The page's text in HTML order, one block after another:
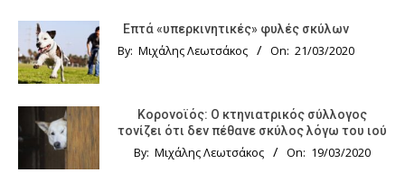
Επτά «υπερκινητικές» φυλές σκύλων
By: Μιχάλης Λεωτσάκος On: 21/03/2020
Κορονοϊός: Ο κτηνιατρικός σύλλογος
τονίζει ότι δεν πέθανε σκύλος λόγω του ιού
By: Μιχάλης Λεωτσάκος On: 19/03/2020